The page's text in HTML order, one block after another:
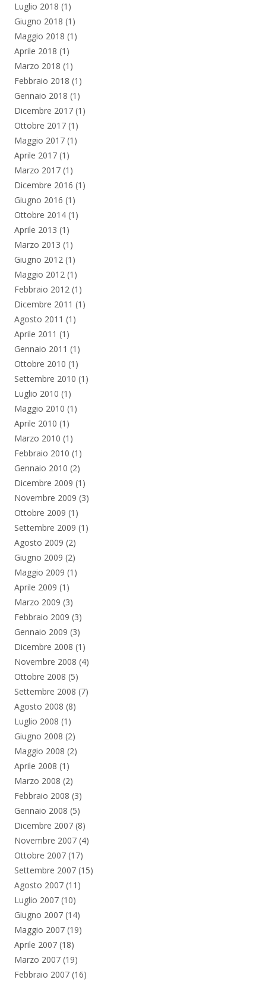
Luglio 2018 (1)
Giugno 2018 (1)
Maggio 2018 (1)
Aprile 2018 (1)
Marzo 2018 (1)
Febbraio 2018 (1)
Gennaio 2018 (1)
Dicembre 2017 (1)
Ottobre 2017 (1)
Maggio 2017 (1)
Aprile 2017 (1)
Marzo 2017 (1)
Dicembre 2016 (1)
Giugno 2016 (1)
Ottobre 2014 (1)
Aprile 2013 (1)
Marzo 2013 (1)
Giugno 2012 (1)
Maggio 2012 (1)
Febbraio 2012 (1)
Dicembre 2011 (1)
Agosto 2011 (1)
Aprile 2011 (1)
Gennaio 2011 (1)
Ottobre 2010 (1)
Settembre 2010 (1)
Luglio 2010 (1)
Maggio 2010 (1)
Aprile 2010 (1)
Marzo 2010 (1)
Febbraio 2010 (1)
Gennaio 2010 (2)
Dicembre 2009 (1)
Novembre 2009 (3)
Ottobre 2009 (1)
Settembre 2009 (1)
Agosto 2009 (2)
Giugno 2009 (2)
Maggio 2009 (1)
Aprile 2009 (1)
Marzo 2009 (3)
Febbraio 2009 (3)
Gennaio 2009 (3)
Dicembre 2008 (1)
Novembre 2008 (4)
Ottobre 2008 (5)
Settembre 2008 (7)
Agosto 2008 (8)
Luglio 2008 (1)
Giugno 2008 (2)
Maggio 2008 (2)
Aprile 2008 (1)
Marzo 2008 (2)
Febbraio 2008 (3)
Gennaio 2008 (5)
Dicembre 2007 (8)
Novembre 2007 (4)
Ottobre 2007 (17)
Settembre 2007 (15)
Agosto 2007 (11)
Luglio 2007 (10)
Giugno 2007 (14)
Maggio 2007 (19)
Aprile 2007 (18)
Marzo 2007 (19)
Febbraio 2007 (16)